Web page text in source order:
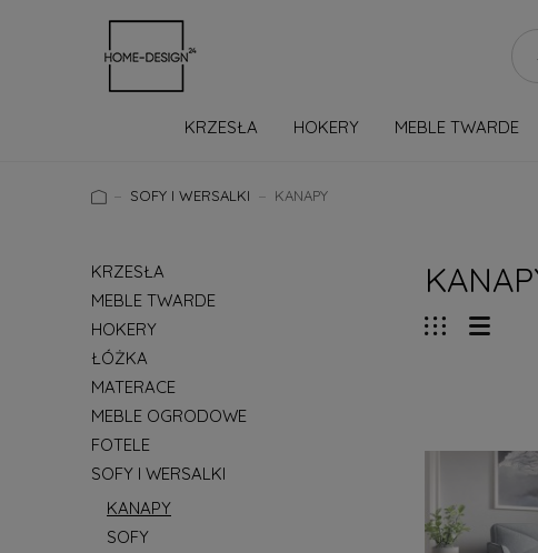
KRZESŁA HOKERY MEBLE TWARDE
SOFY I WERSALKI KANAPY
KRZESŁA
MEBLE TWARDE
HOKERY
ŁÓŻKA
MATERACE
MEBLE OGRODOWE
FOTELE
SOFY I WERSALKI
KANAPY
SOFY